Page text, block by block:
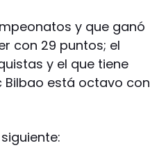
y que ganó
con 29 puntos; el
y el que tiene
está octavo con